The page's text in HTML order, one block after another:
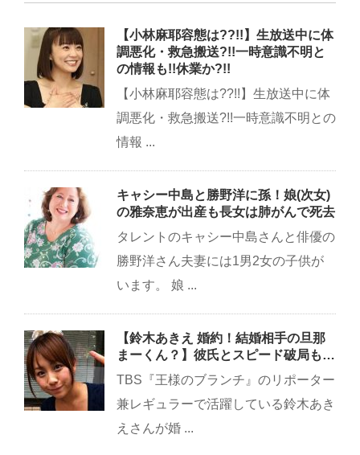
【小林麻耶容態は??!!】生放送中に体
調悪化・救急搬送?!!一時意識不明と
の情報も!!休業か?!!
【小林麻耶容態は??!!】生放送中に体
調悪化・救急搬送?!!一時意識不明との
情報 ...
キャシー中島と勝野洋に孫！娘(次女)
の雅奈恵が出産も長女は肺がんで死去
タレントのキャシー中島さんと俳優の
勝野洋さん夫妻には1男2女の子供が
います。 娘 ...
【鈴木あきえ 婚約！結婚相手の旦那
まーくん？】彼氏とスピード破局も…
TBS『王様のブランチ』のリポーター
兼レギュラーで活躍している鈴木あき
えさんが婚 ...